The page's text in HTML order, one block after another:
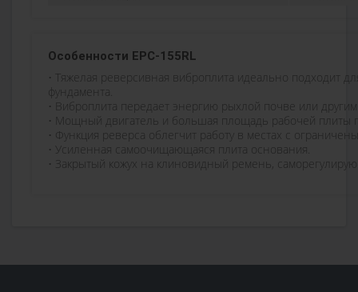
Особенности EPC-155RL
• Тяжелая реверсивная виброплита идеально подходит
фундамента.
• Виброплита передает энергию рыхлой почве или
• Мощный двигатель и большая площадь рабочей плиты
• Функция реверса облегчит работу в местах с
• Усиленная самоочищающаяся плита основания.
• Закрытый кожух на клиновидный ремень,